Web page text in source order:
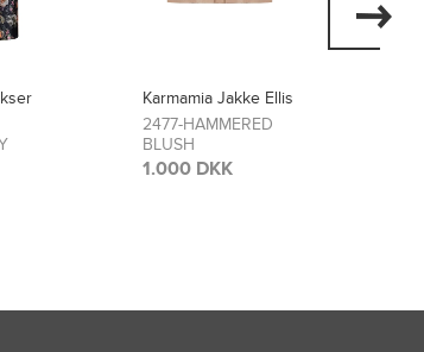
Ellis
Karmamia Kjole Layla
2474-SCARLETT
FLOWER
1.700 DKK